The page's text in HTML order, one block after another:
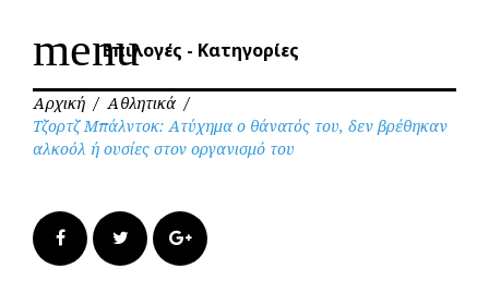
menuΕπιλογές - Κατηγορίες
Αρχική / Αθλητικά /
Τζορτζ Μπάλντοκ: Ατύχημα ο θάνατός του, δεν βρέθηκαν
αλκοόλ ή ουσίες στον οργανισμό του
FacebookTwitter Google+